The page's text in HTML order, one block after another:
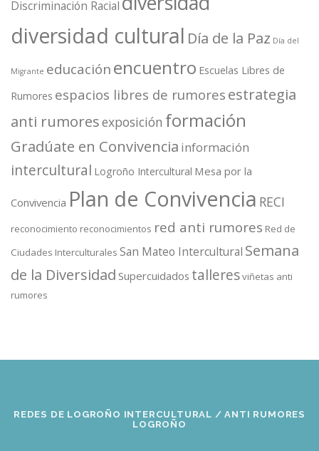
Discriminación Racial
diversidad cultural Día de la Paz Día del
Migrante educaciónencuentro Escuelas Libres de
Rumores espacios libres de rumores estrategia
anti rumoresexposición formación
Gradúate en Convivencia información
intercultural Logroño Intercultural Mesa por la
Convivencia Plan de Convivencia RECI
reconocimiento reconocimientos red anti rumores Red de
Ciudades Interculturales San Mateo Intercultural Semana
de la Diversidad Supercuidados talleresviñetas anti
rumores
REDES DE LOGROÑO INTERCULTURAL / ANTI RUMORES
LOGROÑO